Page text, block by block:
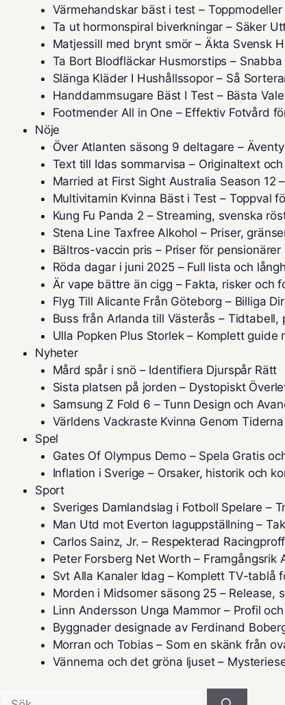
Värmehandskar bäst i test –
Ta ut hormonspiral biverkningar – Säker
Matjessill med brynt smör – Äkta Svensk
Ta Bort Blodfläckar Husmorstips –
Slänga Kläder I Hushållssopor – Så
Handdammsugare Bäst I Test – Bästa
Footmender All in One – Effektiv Fotvård
Nöje
Över Atlanten säsong 9 deltagare –
Text till Idas sommarvisa – Originaltext
Married at First Sight Australia Season 12
Multivitamin Kvinna Bäst i Test – Toppval
Kung Fu Panda 2 – Streaming, svenska
Stena Line Taxfree Alkohol – Priser,
Bältros-vaccin pris – Priser för pensionärer
Röda dagar i juni 2025 – Full lista och
Är vape bättre än cigg – Fakta, risker och
Flyg Till Alicante Från Göteborg – Billiga
Buss från Arlanda till Västerås – Tidtabell,
Ulla Popken Plus Storlek – Komplett guide
Nyheter
Mård spår i snö – Identifiera Djurspår Rätt
Sista platsen på jorden – Dystopiskt
Samsung Z Fold 6 – Tunn Design och
Världens Vackraste Kvinna Genom
Spel
Gates Of Olympus Demo – Spela Gratis
Inflation i Sverige – Orsaker, historik och
Sport
Sveriges Damlandslag i Fotboll Spelare –
Man Utd mot Everton laguppställning –
Carlos Sainz, Jr. – Respekterad
Peter Forsberg Net Worth – Framgångsrik
Svt Alla Kanaler Idag – Komplett TV-tablå
Morden i Midsomer säsong 25 – Release,
Linn Andersson Unga Mammor – Profil
Byggnader designade av Ferdinand
Morran och Tobias – Som en skänk från
Vännerna och det gröna ljuset –